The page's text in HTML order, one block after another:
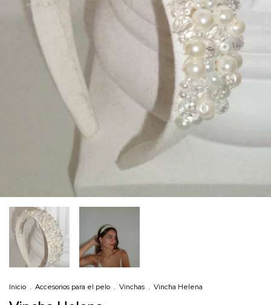
Inicio . Accesorios para el pelo . Vinchas . Vincha Helena